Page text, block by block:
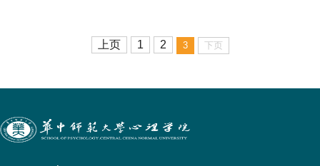
上页 1 2 3 下页